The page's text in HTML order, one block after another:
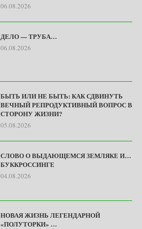
06.08.2026
ДЕЛО — ТРУБА…
06.08.2026
БЫТЬ ИЛИ НЕ БЫТЬ: КАК СДВИНУТЬ
ВЕЧНЫЙ РЕПРОДУКТИВНЫЙ ВОПРОС В
СТОРОНУ ЖИЗНИ?
05.08.2026
СЛОВО О ВЫДАЮЩЕМСЯ ЗЕМЛЯКЕ И…
БУККРОССИНГЕ
04.08.2026
НОВАЯ ЖИЗНЬ ЛЕГЕНДАРНОЙ
«ПОЛУТОРКИ» …